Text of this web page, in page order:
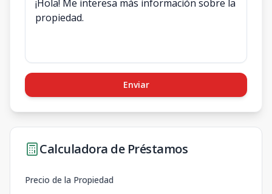
Enviar
Calculadora de Préstamos
Precio de la Propiedad